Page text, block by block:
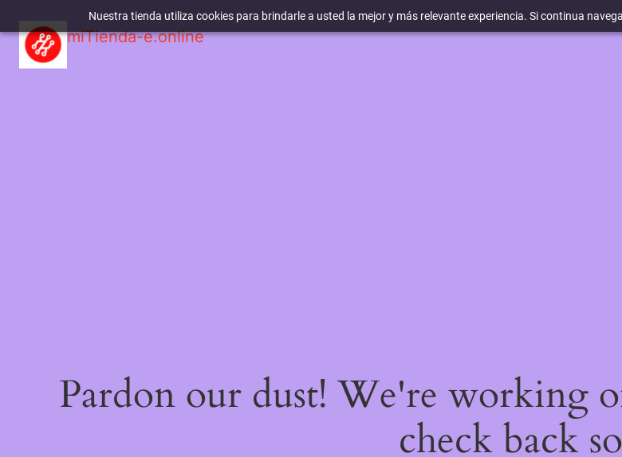
Nuestra tienda utiliza cookies para brindarle a usted la mejor y más relevante experiencia. Si continua
miTienda-e.online
Pardon our dust! We're working
check back